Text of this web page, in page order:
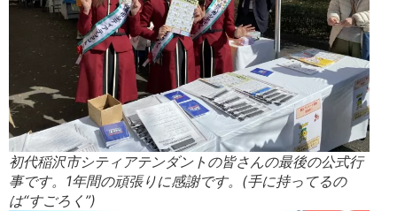
初代稲沢市シティアテンダントの皆さんの最後の公式行
事です。1年間の頑張りに感謝です。(手に持ってるの
は“すごろく”)